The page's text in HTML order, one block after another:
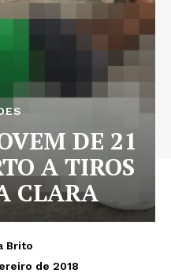
DE 21
A TIROS
CLARA
Brito
de 2018